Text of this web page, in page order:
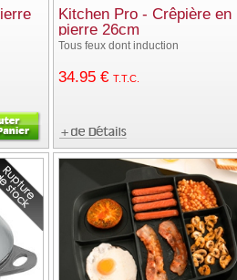
Kitchen Pro - Crêpière en
pierre 26cm
Tous feux dont induction
34.95 € T.T.C.